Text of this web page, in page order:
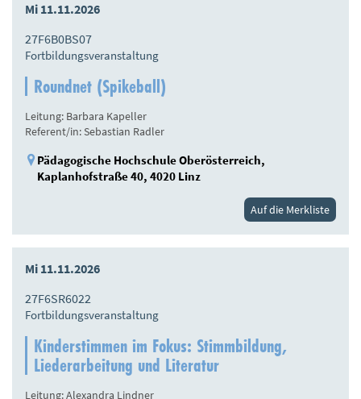
Mi 11.11.2026
27F6B0BS07
Fortbildungsveranstaltung
Roundnet (Spikeball)
Leitung: Barbara Kapeller
Referent/in: Sebastian Radler
Pädagogische Hochschule Oberösterreich,
Kaplanhofstraße 40, 4020 Linz
Auf die Merkliste
Mi 11.11.2026
27F6SR6022
Fortbildungsveranstaltung
Kinderstimmen im Fokus: Stimmbildung,
Liederarbeitung und Literatur
Leitung: Alexandra Lindner